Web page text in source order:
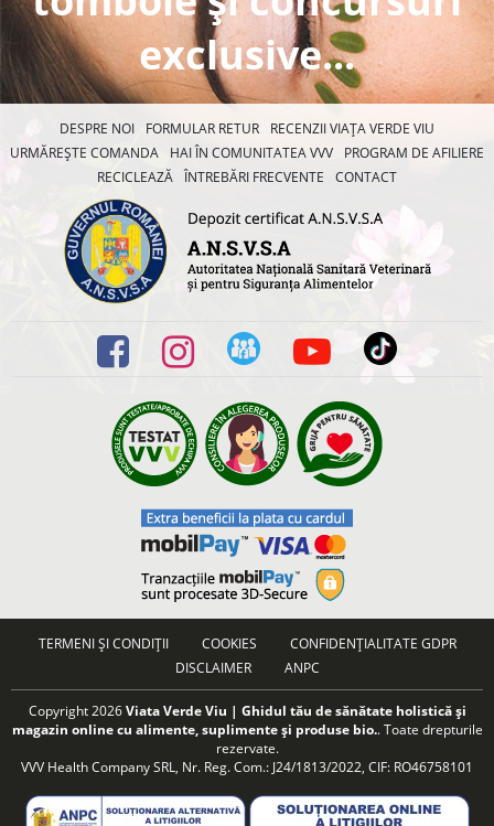
exclusive...
DESPRE NOI FORMULAR RETUR
RECENZII VIAȚA VERDE VIU
URMĂREȘTE COMANDA
HAI ÎN COMUNITATEA VVV
PROGRAM DE AFILIERE
RECICLEAZĂ
ÎNTREBĂRI FRECVENTE CONTACT
TERMENI ȘI CONDIȚII COOKIES
CONFIDENȚIALITATE GDPR
DISCLAIMER
ANPC
Copyright 2026Viata Verde Viu | Ghidul tău de sănătate holistică și
magazin online cu alimente, suplimente și produse bio.. Toate drepturile
rezervate.
VVV Health Company SRL, Nr. Reg. Com.: J24/1813/2022, CIF: RO46758101